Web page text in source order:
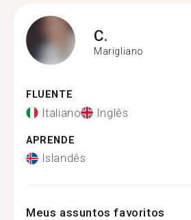
C.
Marigliano
FLUENTE
Italiano Inglês
APRENDE
Islandês
Meus assuntos favoritos